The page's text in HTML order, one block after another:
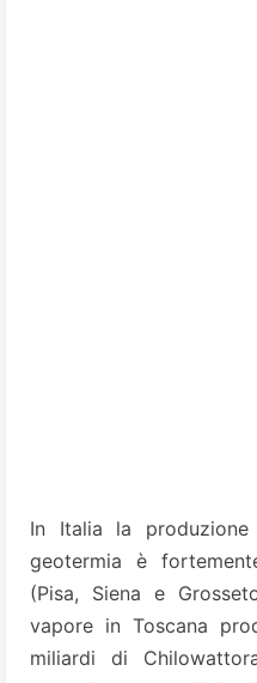
In Italia la
geotermia è
(Pisa, Siena e
vapore in Toscana
miliardi di